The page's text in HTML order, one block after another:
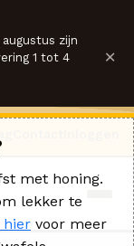
augustus zijn
1 tot 4
×
met honing.
lekker te
hier voor meer